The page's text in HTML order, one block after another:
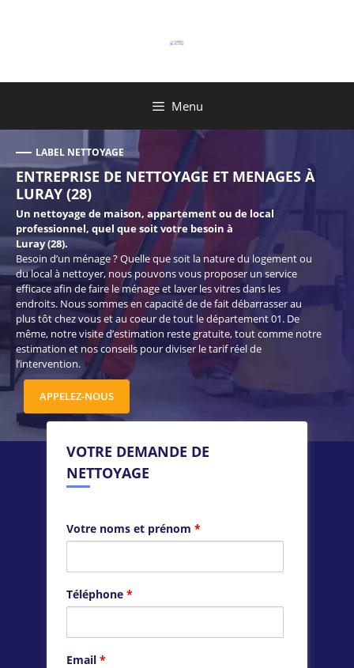
Menu
LABEL NETTOYAGE
ENTREPRISE DE NETTOYAGE ET MENAGES À
LURAY (28)
Un nettoyage de maison, appartement ou de local
professionnel, quel que soit votre besoin à
Luray (28).
Besoin d’un ménage ? Quelle que soit la nature du logement ou
du local à nettoyer, nous pouvons vous proposer un service
efficace afin de faire le ménage et laver les vitres dans les
endroits. Nous sommes en capacité de de fait débarrasser au
plus tôt chez vous et au coeur de tout le département 01. De
même, notre visite d’estimation reste gratuite, tout comme notre
estimation et nos conseils pour diviser le tarif réel de
l’intervention.
APPELEZ-NOUS
VOTRE DEMANDE DE
NETTOYAGE
Votre noms et prénom *
Téléphone *
Email *